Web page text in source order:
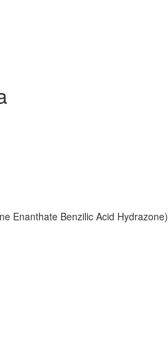
Enanthate Benzilic Acid Hydrazone)